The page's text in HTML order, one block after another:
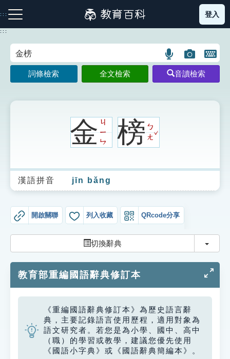
到
主
:::
注音索引圖示 筆畫索引圖示 部首索引表圖示
生字詞彙表
成語故事
索引選單
單字索引
生命大百科索引
遊戲專區
教學應用
登入
:::
語
言
搜
圖
片
搜
開
鍵
圖
詞條檢索 全文檢索 音讀檢索
金ㄐ
ㄧ
ㄣ
榜ㄅ
ㄤ
ˇ
漢語拼音 jīn bǎng
開啟關聯 列入收藏 QRcode分享
切換辭典 切換
教育部重編國語辭典修訂本
《重編國語辭典修訂本》為歷史語言辭
典，主要記錄語言使用歷程，適用對象為
語文研究者。若您是為小學、國中、高中
（職）的學習或教學，建議您優先使用
《國語小字典》或《國語辭典簡編本》。